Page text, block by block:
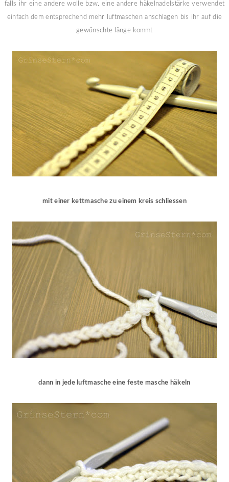
falls ihr eine andere wolle bzw. eine andere häkelnadelstärke verwendet
einfach dem entsprechend mehr luftmaschen anschlagen bis ihr auf die
gewünschte länge kommt
mit einer kettmasche zu einem kreis schliessen
dann in jede luftmasche eine feste masche häkeln